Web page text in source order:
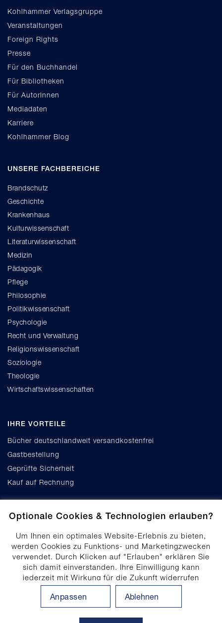
Optionale Cookies & Technologien erlauben?
Um Ihnen ein optimales Website-Erlebnis zu bieten,
werden Cookies zu Funktions- und Marketingzwecken
verwendet. Durch Klicken auf "Erlauben" erklären Sie
sich damit einverstanden. Ihre Einwilligung kann
jederzeit mit Wirkung für die Zukunft widerrufen
werden. Ihre Einwilligungs-Einstellungen können durch
Klicken auf "Anpassen" angepasst werden. Weitere
Informationen finden Sie in unserem
Datenschutzhinweis
Anpassen Ablehnen
Kohlhammer Verlagsgruppe
Veranstaltungen
Foreign Rights
Presse
Für den Buchhandel
Für Bibliotheken
Für AutorInnen
Mediadaten
Karriere
Kohlhammer Blog
UNSERE FACHBEREICHE
Brandschutz
Geschichte
Krankenhaus
Kulturwissenschaft
Literaturwissenschaft
Medizin
Pädagogik
Pflege
Philosophie
Politikwissenschaft
Psychologie
Recht und Verwaltung
Religionswissenschaft
Soziologie
Theologie
Wirtschaftswissenschaften
IHRE VORTEILE
Bücher deutschlandweit versandkostenfrei
Gastbestellung
Geprüfte Sicherheit
Kauf auf Rechnung
Cookie-Einstellungen
Datenschutz
Produktsicherheit
Erklärung zur Barrierefreiheit